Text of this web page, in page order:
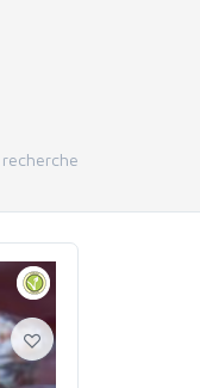
recherche